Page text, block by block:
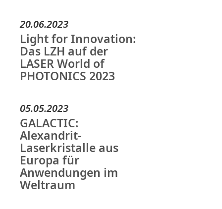
20.06.2023
Light for Innovation:
Das LZH auf der
LASER World of
PHOTONICS 2023
05.05.2023
GALACTIC:
Alexandrit-
Laserkristalle aus
Europa für
Anwendungen im
Weltraum